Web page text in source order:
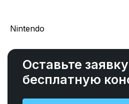
Nintendo
Оставьте
бесплатную